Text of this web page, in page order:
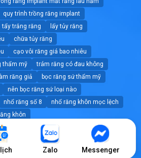
Zalo Messenger
quy trình trồng răng implant
tẩy trắng răng
lấy tủy răng
chữa tủy răng
cạo vôi răng giá bao nhiêu
thẩm mỹ
trám răng có đau không
làm răng giả
bọc răng sứ thẩm mỹ
nên bọc răng sứ loại nào
nhổ răng số 8
nhổ răng khôn mọc lệch
khôn
tphcm
nhổ răng
dán sứ veneer